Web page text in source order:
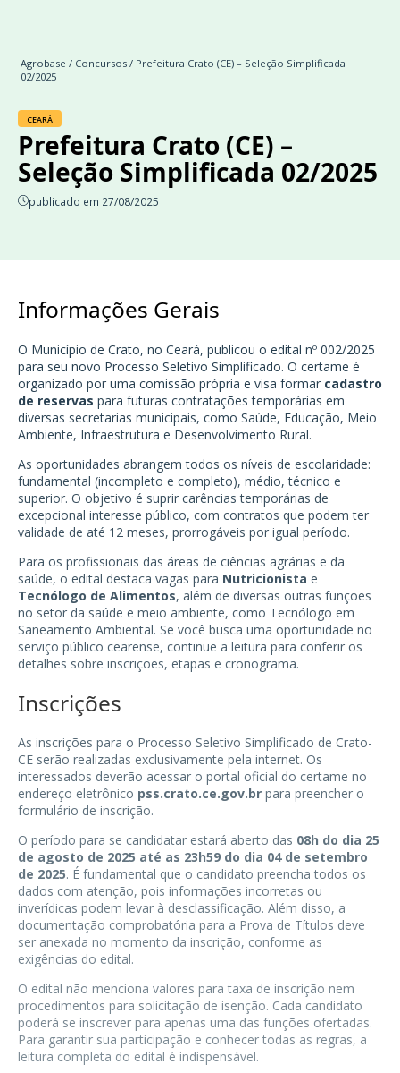
Agrobase / Concursos / Prefeitura Crato (CE) – Seleção Simplificada
02/2025
CEARÁ
Prefeitura Crato (CE) –
Seleção Simplificada 02/2025
publicado em 27/08/2025
Informações Gerais
O Município de Crato, no Ceará, publicou o edital nº 002/2025
para seu novo Processo Seletivo Simplificado. O certame é
organizado por uma comissão própria e visa formar cadastro
de reservas para futuras contratações temporárias em
diversas secretarias municipais, como Saúde, Educação, Meio
Ambiente, Infraestrutura e Desenvolvimento Rural.
As oportunidades abrangem todos os níveis de escolaridade:
fundamental (incompleto e completo), médio, técnico e
superior. O objetivo é suprir carências temporárias de
excepcional interesse público, com contratos que podem ter
validade de até 12 meses, prorrogáveis por igual período.
Para os profissionais das áreas de ciências agrárias e da
saúde, o edital destaca vagas para Nutricionista e
Tecnólogo de Alimentos, além de diversas outras funções
no setor da saúde e meio ambiente, como Tecnólogo em
Saneamento Ambiental. Se você busca uma oportunidade no
serviço público cearense, continue a leitura para conferir os
detalhes sobre inscrições, etapas e cronograma.
Inscrições
As inscrições para o Processo Seletivo Simplificado de Crato-
CE serão realizadas exclusivamente pela internet. Os
interessados deverão acessar o portal oficial do certame no
endereço eletrônico pss.crato.ce.gov.br para preencher o
formulário de inscrição.
O período para se candidatar estará aberto das 08h do dia 25
de agosto de 2025 até as 23h59 do dia 04 de setembro
de 2025. É fundamental que o candidato preencha todos os
dados com atenção, pois informações incorretas ou
inverídicas podem levar à desclassificação. Além disso, a
documentação comprobatória para a Prova de Títulos deve
ser anexada no momento da inscrição, conforme as
exigências do edital.
O edital não menciona valores para taxa de inscrição nem
procedimentos para solicitação de isenção. Cada candidato
poderá se inscrever para apenas uma das funções ofertadas.
Para garantir sua participação e conhecer todas as regras, a
leitura completa do edital é indispensável.